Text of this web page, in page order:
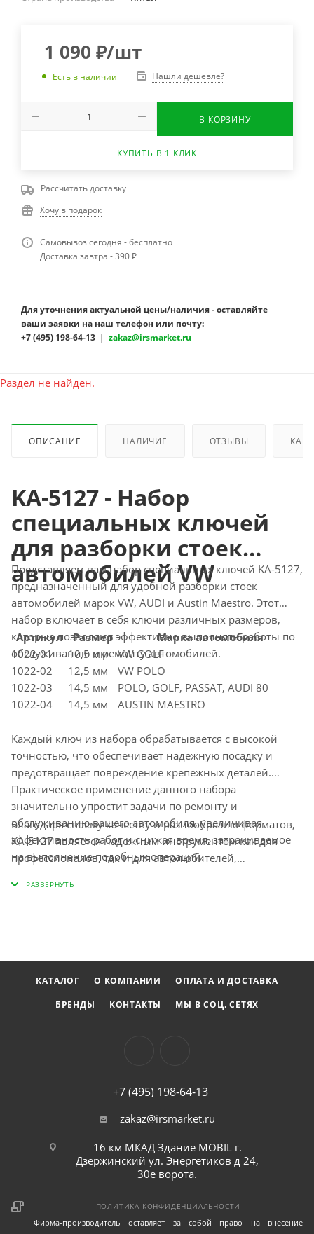
1 090 ₽/шт
Есть в наличии Нашли дешевле?
В КОРЗИНУ
КУПИТЬ В 1 КЛИК
Рассчитать доставку
Хочу в подарок
Самовывоз сегодня - бесплатно
Доставка завтра - 390 ₽
Для уточнения актуальной цены/наличия - оставляйте
ваши заявки на наш телефон или почту:
+7 (495) 198-64-13 | zakaz@irsmarket.ru
Раздел не найден.
ОПИСАНИЕ НАЛИЧИЕ ОТЗЫВЫ КАК
KA-5127 - Набор
специальных ключей
для разборки стоек
автомобилей VW
Представляем вам набор специальных ключей KA-5127,
предназначенный для удобной разборки стоек
автомобилей марок VW, AUDI и Austin Maestro. Этот
набор включает в себя ключи различных размеров,
которые позволяют эффективно выполнять работы по
обслуживанию и ремонту автомобилей.
Артикул Размер
Марка автомобиля
1022-01
10,5 мм
VW GOLF
1022-02
12,5 мм
VW POLO
1022-03
14,5 мм
POLO, GOLF, PASSAT, AUDI 80
1022-04
14,5 мм AUSTIN MAESTRO
Каждый ключ из набора обрабатывается с высокой
точностью, что обеспечивает надежную посадку и
предотвращает повреждение крепежных деталей.
Практическое применение данного набора
значительно упростит задачи по ремонту и
обслуживанию вашего автомобиля, увеличивая
эффективность работ и снижая время, затрачиваемое
на выполнение подобных операций.
Благодаря своему качеству и разнообразию форматов,
KA-5127 является надежным инструментом как для
профессионалов, так и для автолюбителей,
автомобилем. Убедитесь в его преимуществах и
КАТАЛОГ О КОМПАНИИ
ОПЛАТА И ДОСТАВКА
БРЕНДЫ
КОНТАКТЫ МЫ В СОЦ. СЕТЯХ
+7 (495) 198-64-13
zakaz@irsmarket.ru
16 км МКАД Здание MOBIL г.
Дзержинский ул. Энергетиков д 24,
30е ворота.
ПОЛИТИКА КОНФИДЕНЦИАЛЬНОСТИ
Фирма-производитель оставляет за собой право на внесение